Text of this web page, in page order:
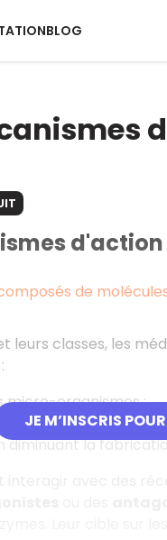
BLOG
JE M’INSCRIS
de
leurs classes, les
organismes ;
substance ou,
diminuant la